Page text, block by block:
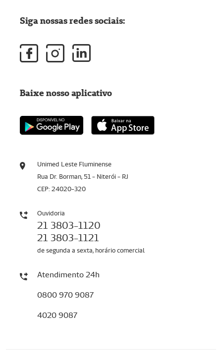
Unimed Leste Fluminense
Rua Dr. Borman, 51 - Niterói - RJ
CEP: 24020-320
Ouvidoria
21 3803-1120
21 3803-1121
de segunda a sexta, horário comercial
Atendimento 24h
0800 970 9087
4020 9087
Siga nossas redes sociais:
Baixe nosso aplicativo